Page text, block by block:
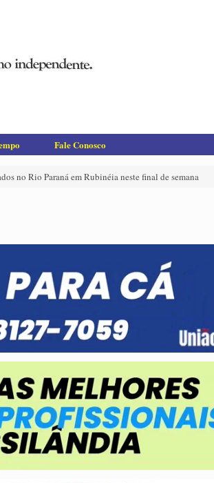
Fale Conosco
no Rio Paraná em Rubinéia neste final de semana